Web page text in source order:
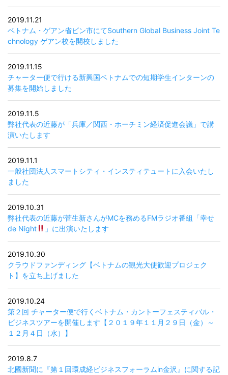
2019.11.21
ベトナム・ゲアン省ビン市にてSouthern Global Business Joint Te
chnology ゲアン校を開校しました
2019.11.15
チャーター便で行ける新興国ベトナムでの短期学生インターンの
募集を開始しました
2019.11.5
弊社代表の近藤が「兵庫／関西・ホーチミン経済促進会議」で講
演いたします
2019.11.1
一般社団法人スマートシティ・インスティテュートに入会いたし
ました
2019.10.31
弊社代表の近藤が菅生新さんがMCを務めるFMラジオ番組「幸せ
de Night
」に出演いたします
2019.10.30
クラウドファンディング【ベトナムの観光大使歓迎プロジェク
ト】を立ち上げました
2019.10.24
第２回 チャーター便で行くベトナム・カントーフェスティバル・
ビジネスツアーを開催します【２０１９年１１月２９日（金）～
１２月４日（水）】
2019.8.7
北國新聞に『第１回環成経ビジネスフォーラムin金沢』に関する記